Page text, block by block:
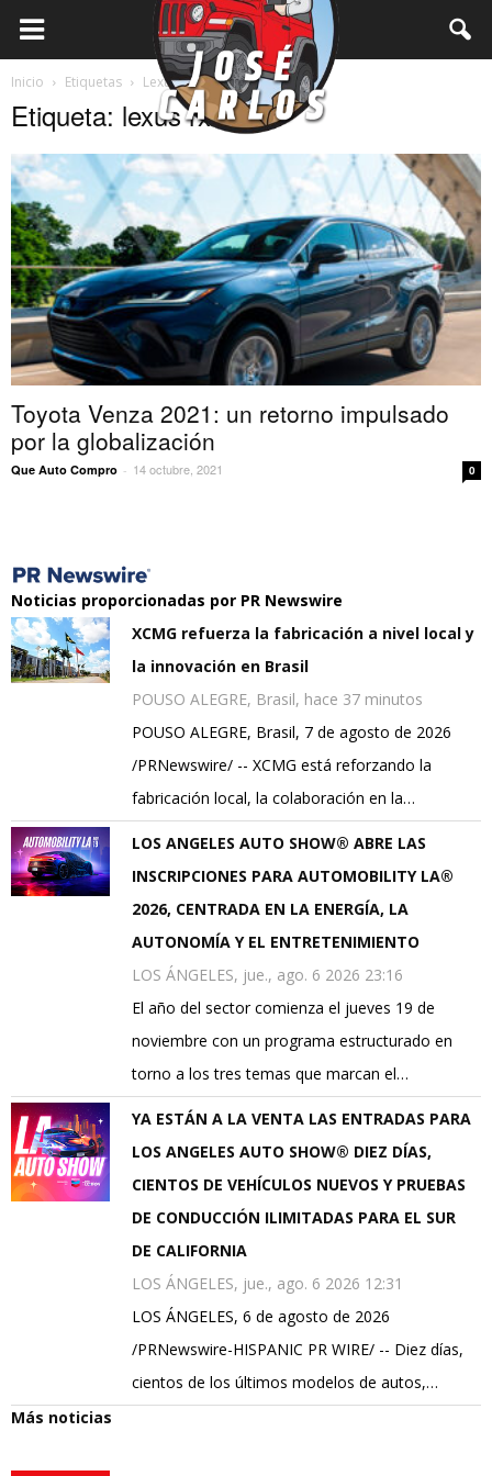
Inicio Etiquetas Lexus rx
Etiqueta: lexus rx
Toyota Venza 2021: un retorno impulsado
por la globalización
Que Auto Compro - 14 octubre, 2021 0
Noticias proporcionadas por PR Newswire
XCMG refuerza la fabricación a nivel local y
la innovación en Brasil
POUSO ALEGRE, Brasil, hace 37 minutos
POUSO ALEGRE, Brasil, 7 de agosto de 2026
/PRNewswire/ -- XCMG está reforzando la
fabricación local, la colaboración en la…
LOS ANGELES AUTO SHOW® ABRE LAS
INSCRIPCIONES PARA AUTOMOBILITY LA®
2026, CENTRADA EN LA ENERGÍA, LA
AUTONOMÍA Y EL ENTRETENIMIENTO
LOS ÁNGELES, jue., ago. 6 2026 23:16
El año del sector comienza el jueves 19 de
noviembre con un programa estructurado en
torno a los tres temas que marcan el…
YA ESTÁN A LA VENTA LAS ENTRADAS PARA
LOS ANGELES AUTO SHOW® DIEZ DÍAS,
CIENTOS DE VEHÍCULOS NUEVOS Y PRUEBAS
DE CONDUCCIÓN ILIMITADAS PARA EL SUR
DE CALIFORNIA
LOS ÁNGELES, jue., ago. 6 2026 12:31
LOS ÁNGELES, 6 de agosto de 2026
/PRNewswire-HISPANIC PR WIRE/ -- Diez días,
cientos de los últimos modelos de autos,…
Más noticias